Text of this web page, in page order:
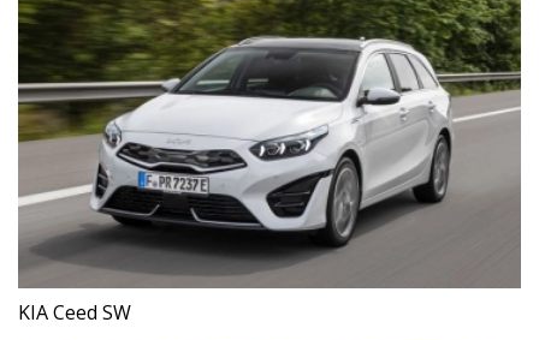
KIA Ceed SW